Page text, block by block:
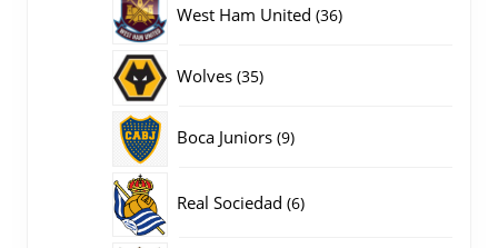
West Ham United 3636
Wolves 3535
Boca Juniors 99
Real Sociedad 66